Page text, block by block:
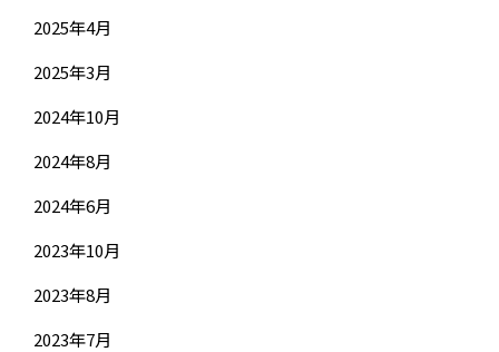
2025年4月
2025年3月
2024年10月
2024年8月
2024年6月
2023年10月
2023年8月
2023年7月